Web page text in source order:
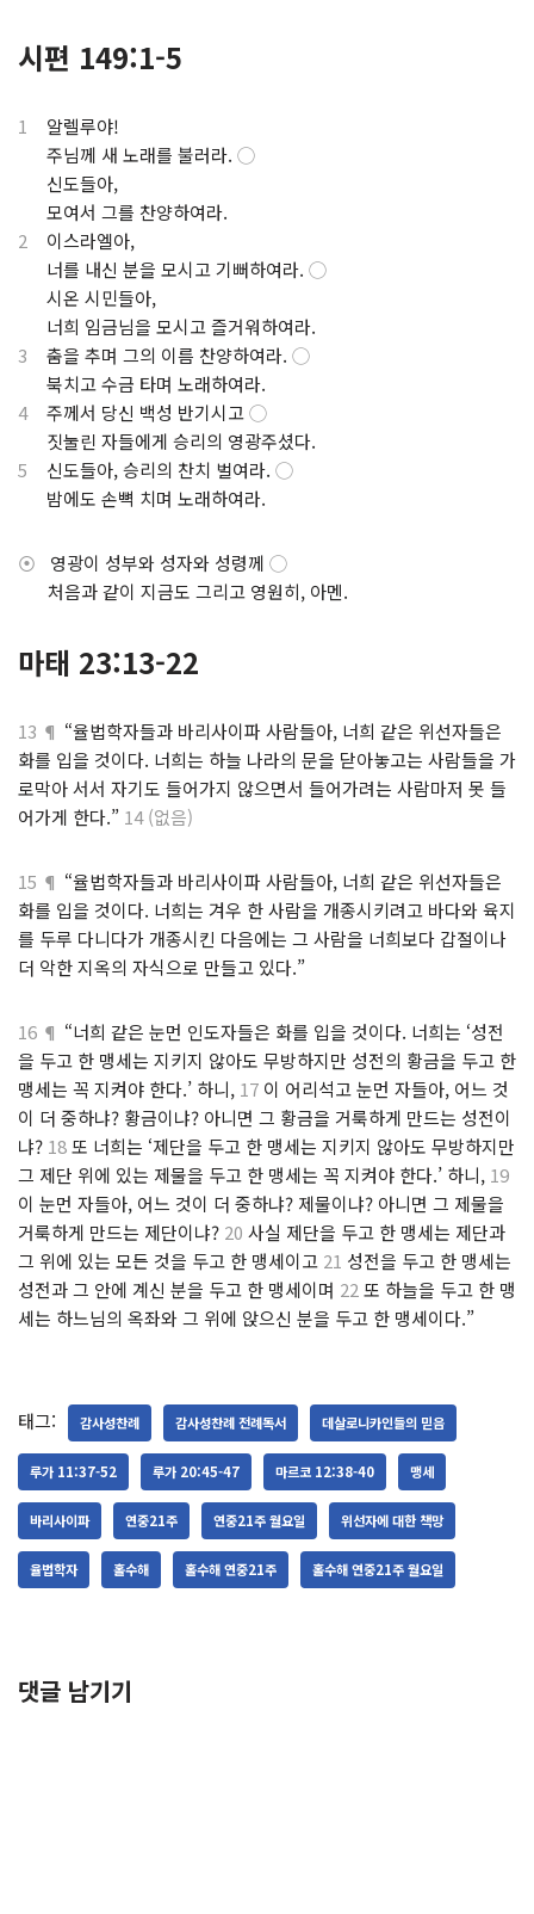
시편 149:1-5
1
알렐루야!
주님께 새 노래를 불러라. ◯
신도들아,
모여서 그를 찬양하여라.
2 이스라엘아,
너를 내신 분을 모시고 기뻐하여라. ◯
시온 시민들아,
너희 임금님을 모시고 즐거워하여라.
3 춤을 추며 그의 이름 찬양하여라. ◯
북치고 수금 타며 노래하여라.
4주께서 당신 백성 반기시고◯
짓눌린 자들에게 승리의 영광주셨다.
5 신도들아, 승리의 찬치 벌여라. ◯
밤에도 손뼉 치며 노래하여라.
⦿ 영광이 성부와 성자와 성령께 ◯
처음과 같이 지금도 그리고 영원히, 아멘.
마태 23:13-22
13 ¶ “율법학자들과 바리사이파 사람들아, 너희 같은 위선자들은
화를 입을 것이다. 너희는 하늘 나라의 문을 닫아놓고는 사람들을 가
로막아 서서 자기도 들어가지 않으면서 들어가려는 사람마저 못 들
어가게 한다.” 14 (없음)
15 ¶ “율법학자들과 바리사이파 사람들아, 너희 같은 위선자들은
화를 입을 것이다. 너희는 겨우 한 사람을 개종시키려고 바다와 육지
를 두루 다니다가 개종시킨 다음에는 그 사람을 너희보다 갑절이나
더 악한 지옥의 자식으로 만들고 있다.”
16 ¶ “너희 같은 눈먼 인도자들은 화를 입을 것이다. 너희는 ‘성전
을 두고 한 맹세는 지키지 않아도 무방하지만 성전의 황금을 두고 한
맹세는 꼭 지켜야 한다.’ 하니, 17 이 어리석고 눈먼 자들아, 어느 것
이 더 중하냐? 황금이냐? 아니면 그 황금을 거룩하게 만드는 성전이
냐? 18또 너희는 ‘제단을 두고 한 맹세는 지키지 않아도 무방하지만
그 제단 위에 있는 제물을 두고 한 맹세는 꼭 지켜야 한다.’ 하니, 19
이 눈먼 자들아, 어느 것이 더 중하냐? 제물이냐? 아니면 그 제물을
거룩하게 만드는 제단이냐? 20 사실 제단을 두고 한 맹세는 제단과
그 위에 있는 모든 것을 두고 한 맹세이고 21 성전을 두고 한 맹세는
성전과 그 안에 계신 분을 두고 한 맹세이며 22 또 하늘을 두고 한 맹
세는 하느님의 옥좌와 그 위에 앉으신 분을 두고 한 맹세이다.”
태그: 감사성찬례 감사성찬례 전례독서 데살로니카인들의 믿음
루가 11:37-52 루가 20:45-47 마르코 12:38-40 맹세
바리사이파 연중21주 연중21주 월요일 위선자에 대한 책망
율법학자 홀수해 홀수해 연중21주 홀수해 연중21주 월요일
댓글 남기기